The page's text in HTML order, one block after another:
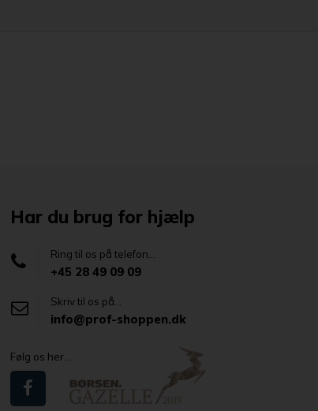
Har du brug for hjælp
Ring til os på telefon...
+45 28 49 09 09
Skriv til os på...
info@prof-shoppen.dk
Følg os her...